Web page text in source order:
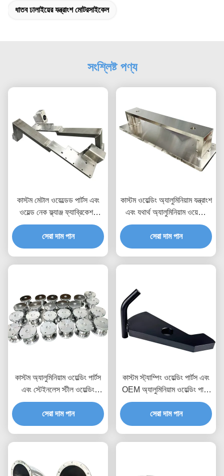
ধাতব ঢালাইয়ের যন্ত্রাংশ মোটরসাইকেল
সংশ্লিষ্ট পণ্য
কাস্টম মেটাল ওয়েল্ডেড পার্টস এবং
ওয়েল্ড নেক ফ্ল্যাঞ্জ ফ্যাব্রিকেশন
সলিউশন
সেরা দাম পান
কাস্টম ওয়েল্ডিং অ্যালুমিনিয়াম যন্ত্রাংশ
এবং যথার্থ অ্যালুমিনিয়াম ওয়েল্ডিং
যন্ত্রাংশ পরিষেবা
সেরা দাম পান
কাস্টম অ্যালুমিনিয়াম ওয়েল্ডিং পার্টস
এবং স্টেইনলেস স্টীল ওয়েল্ডিং
ফ্যাব্রিকেশন সার্ভিস
সেরা দাম পান
কাস্টম স্ট্যাম্পিং ওয়েল্ডিং পার্টস এবং
OEM অ্যালুমিনিয়াম ওয়েল্ডিং পার্টস
প্রস্তুতকারক
সেরা দাম পান